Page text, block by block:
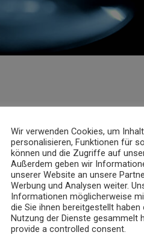
Wir verwenden Cookies, um
personalisieren, Funktionen für
können und die Zugriffe auf
Außerdem geben wir
unserer Website an unsere
Werbung und Analysen weiter.
Informationen möglicherweise
die Sie ihnen bereitgestellt
Nutzung der Dienste gesammelt
provide a controlled consent.